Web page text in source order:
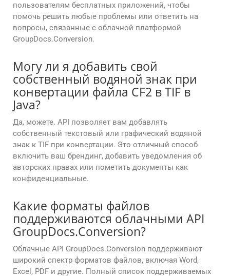
пользователям бесплатных приложений, чтобы
помочь решить любые проблемы или ответить на
вопросы, связанные с облачной платформой
GroupDocs.Conversion.
Могу ли я добавить свой
собственный водяной знак при
конвертации файла CF2 в TIF в
Java?
Да, можете. API позволяет вам добавлять
собственный текстовый или графический водяной
знак к TIF при конвертации. Это отличный способ
включить ваш брендинг, добавить уведомления об
авторских правах или пометить документы как
конфиденциальные.
Какие форматы файлов
поддерживаются облачными API
GroupDocs.Conversion?
Облачные API GroupDocs.Conversion поддерживают
широкий спектр форматов файлов, включая Word,
Excel, PDF и другие. Полный список поддерживаемых